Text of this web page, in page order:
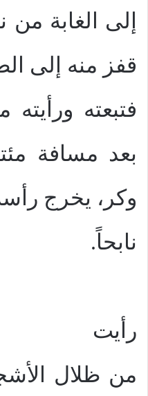
إلى الغابة
قفز منه إلى
فتبعته
بعد مسافة
وكر، يخرج
نابحاً.
رأيت
من ظلال